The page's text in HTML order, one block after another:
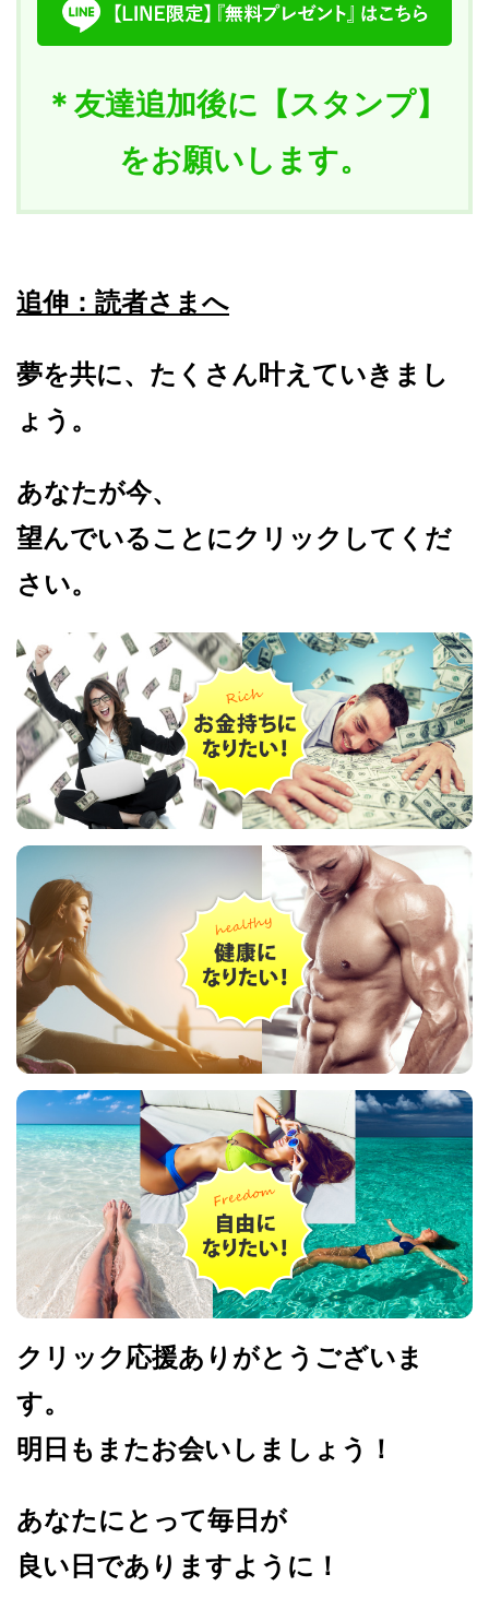
＊友達追加後に【スタンプ】
をお願いします。
追伸：読者さまへ
夢を共に、たくさん叶えていきまし
ょう。
あなたが今、
望んでいることにクリックしてくだ
さい。
クリック応援ありがとうございま
す。
明日もまたお会いしましょう！
あなたにとって毎日が
良い日でありますように！